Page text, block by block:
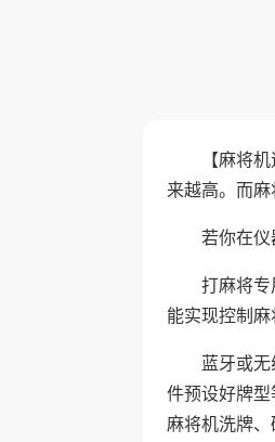
【麻将
来越高。而
若你在
打麻将
能实现控制麻
蓝牙或
件预设好牌
麻将机洗牌、